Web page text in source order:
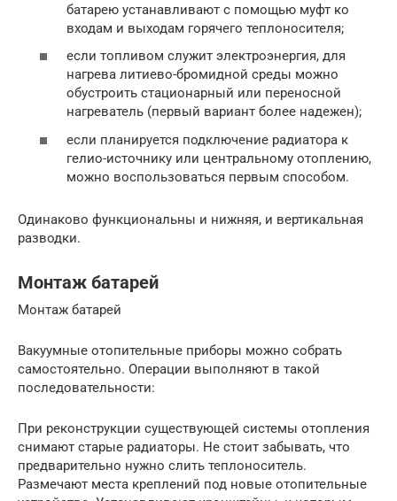
батарею устанавливают с помощью муфт ко
входам и выходам горячего теплоносителя;
если топливом служит электроэнергия, для
нагрева литиево-бромидной среды можно
обустроить стационарный или переносной
нагреватель (первый вариант более надежен);
если планируется подключение радиатора к
гелио-источнику или центральному отоплению,
можно воспользоваться первым способом.
Одинаково функциональны и нижняя, и вертикальная
разводки.
Монтаж батарей
Монтаж батарей
Вакуумные отопительные приборы можно собрать
самостоятельно. Операции выполняют в такой
последовательности:
При реконструкции существующей системы отопления
снимают старые радиаторы. Не стоит забывать, что
предварительно нужно слить теплоноситель.
Размечают места креплений под новые отопительные